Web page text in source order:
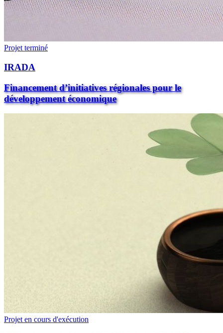
Projet terminé
IRADA
Financement d’initiatives régionales pour le
développement économique
Projet en cours d'exécution